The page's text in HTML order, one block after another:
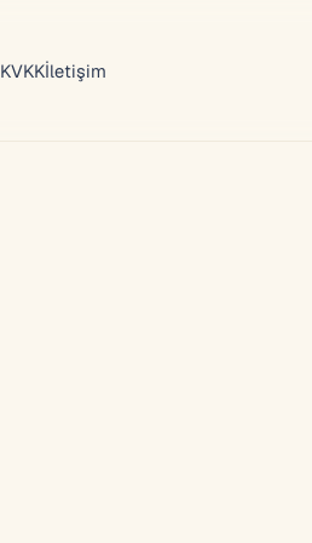
KVKKİletişim